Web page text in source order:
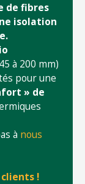
de fibres
isolation
à 200 mm)
pour une
» de
à nous
!